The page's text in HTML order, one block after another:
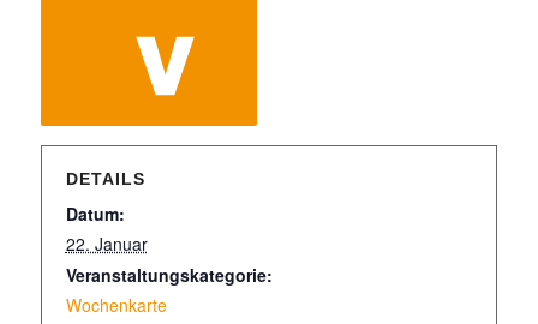
DETAILS
Datum:
22. Januar
Veranstaltungskategorie:
Wochenkarte